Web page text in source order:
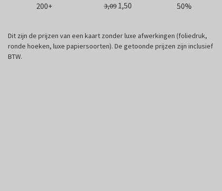
200+
3,09 1,50 50%
Dit zijn de prijzen van een kaart zonder luxe afwerkingen (foliedruk,
ronde hoeken, luxe papiersoorten). De getoonde prijzen zijn inclusief
BTW.